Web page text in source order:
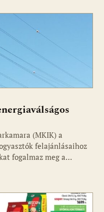
(MKIK) a
felajánlásaihoz
fogalmaz meg a…